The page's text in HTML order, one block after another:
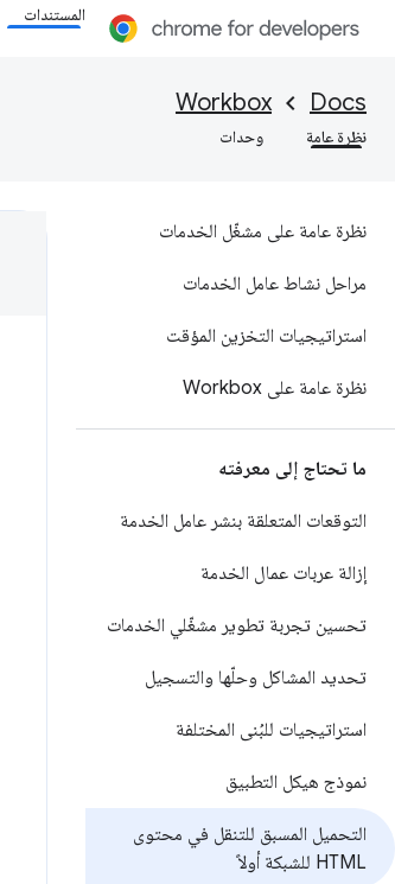
المستندات
Docs
Workbox
نظرة عامة وحدات
نظرة عامة على مشغّل الخدمات
مراحل نشاط عامل الخدمات
استراتيجيات التخزين المؤقت
نظرة عامة على Workbox
ما تحتاج إلى معرفته
التوقعات المتعلقة بنشر عامل الخدمة
إزالة عربات عمال الخدمة
تحسين تجربة تطوير مشغّلي الخدمات
تحديد المشاكل وحلّها والتسجيل
استراتيجيات للبُنى المختلفة
نموذج هيكل التطبيق
التحميل المسبق للتنقل في محتوى
HTML للشبكة أولاً